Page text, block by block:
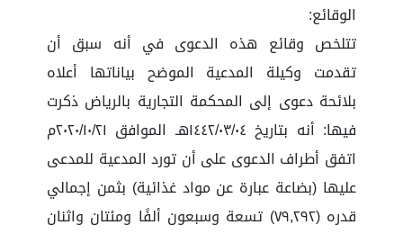
الوقائع:
تتلخص وقائع هذه الدعوى في أنه سبق أن
تقدمت وكيلة المدعية الموضح بياناتها أعلاه
بلائحة دعوى إلى المحكمة التجارية بالرياض ذكرت
فيها: أنه بتاريخ ١٤٤٢/٠٣/٠٤هـ الموافق ٢٠٢٠/١٠/٢١م
اتفق أطراف الدعوى على أن تورد المدعية للمدعى
عليها (بضاعة عبارة عن مواد غذائية) بثمن إجمالي
قدره (٧٩,٢٩٢) تسعة وسبعون ألفًا ومئتان واثنان